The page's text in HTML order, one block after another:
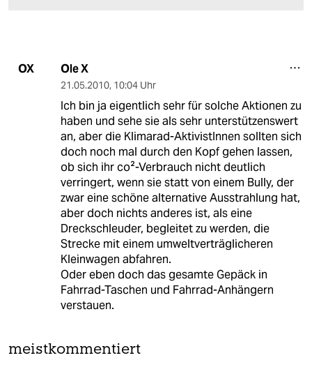
OX Ole X
21.05.2010, 10:04 Uhr
Ich bin ja eigentlich sehr für solche Aktionen zu
haben und sehe sie als sehr unterstützenswert
an, aber die Klimarad-AktivistInnen sollten sich
doch noch mal durch den Kopf gehen lassen,
ob sich ihr co²-Verbrauch nicht deutlich
verringert, wenn sie statt von einem Bully, der
zwar eine schöne alternative Ausstrahlung hat,
aber doch nichts anderes ist, als eine
Dreckschleuder, begleitet zu werden, die
Strecke mit einem umweltverträglicheren
Kleinwagen abfahren.
Oder eben doch das gesamte Gepäck in
Fahrrad-Taschen und Fahrrad-Anhängern
verstauen.
meistkommentiert